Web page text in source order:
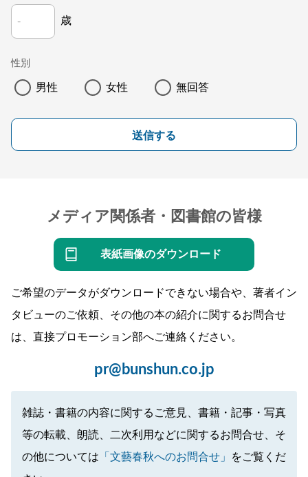
歳
性別
男性 女性 無回答
送信する
メディア関係者・図書館の皆様
表紙画像のダウンロード
ご希望のデータがダウンロードできない場合や、著者イン
タビューのご依頼、その他の本の紹介に関するお問合せ
は、直接プロモーション部へご連絡ください。
pr@bunshun.co.jp
雑誌・書籍の内容に関するご意見、書籍・記事・写真
等の転載、朗読、二次利用などに関するお問合せ、そ
の他については 「文藝春秋へのお問合せ」
をご覧くだ